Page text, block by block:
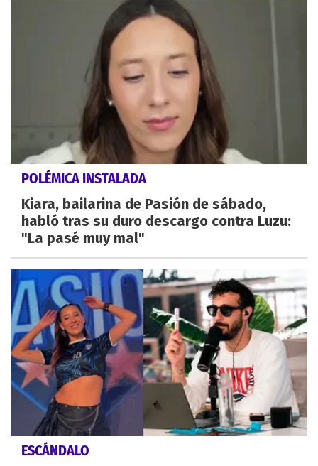
POLÉMICA INSTALADA
Kiara, bailarina de Pasión de sábado,
habló tras su duro descargo contra Luzu:
"La pasé muy mal"
ESCÁNDALO